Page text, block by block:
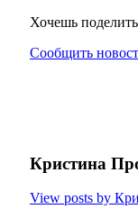
Хочешь
Сообщить
Кристина
View posts by